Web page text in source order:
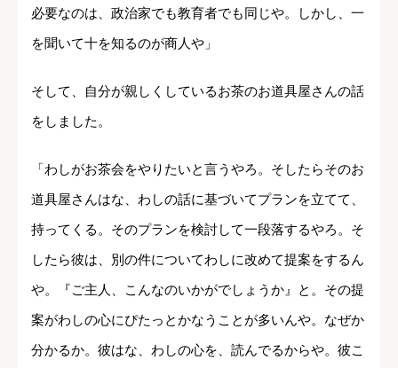
必要なのは、政治家でも教育者でも同じや。しかし、一
を聞いて十を知るのが商人や」
そして、自分が親しくしているお茶のお道具屋さんの話
をしました。
「わしがお茶会をやりたいと言うやろ。そしたらそのお
道具屋さんはな、わしの話に基づいてプランを立てて、
持ってくる。そのプランを検討して一段落するやろ。そ
したら彼は、別の件についてわしに改めて提案をするん
や。『ご主人、こんなのいかがでしょうか』と。その提
案がわしの心にぴたっとかなうことが多いんや。なぜか
分かるか。彼はな、わしの心を、読んでるからや。彼こ